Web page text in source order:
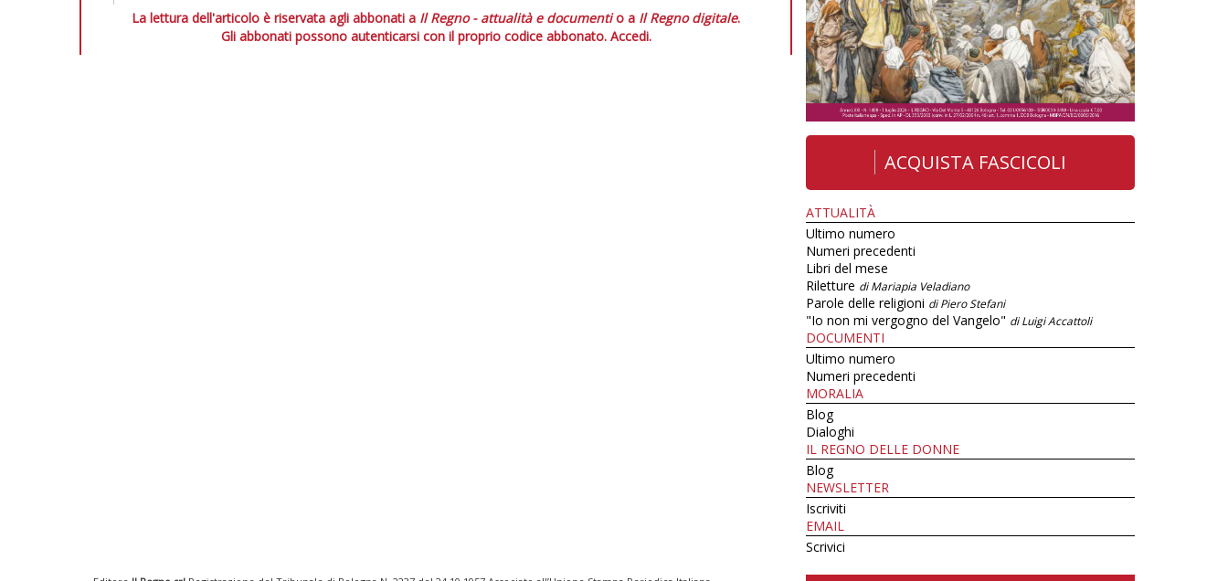
La lettura dell'articolo è riservata agli abbonati a Il Regno - attualità e documentio a Il Regno digitale.
Gli abbonati possono autenticarsi con il proprio codice abbonato. Accedi.
ACQUISTA FASCICOLI
ATTUALITÀ
Ultimo numero
Numeri precedenti
Libri del mese
Riletture di Mariapia Veladiano
Parole delle religioni di Piero Stefani
"Io non mi vergogno del Vangelo" di Luigi Accattoli
DOCUMENTI
Ultimo numero
Numeri precedenti
MORALIA
Blog
Dialoghi
IL REGNO DELLE DONNE
Blog
NEWSLETTER
Iscriviti
EMAIL
Scrivici